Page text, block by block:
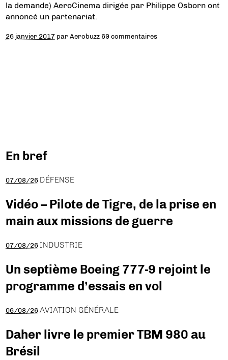
la demande) AeroCinema dirigée par Philippe Osborn ont
annoncé un partenariat.
26 janvier 2017 parAerobuzz 69 commentaires
En bref
07/08/26 DÉFENSE
Vidéo – Pilote de Tigre, de la prise en
main aux missions de guerre
07/08/26 INDUSTRIE
Un septième Boeing 777-9 rejoint le
programme d’essais en vol
06/08/26 AVIATION GÉNÉRALE
Daher livre le premier TBM 980 au
Brésil